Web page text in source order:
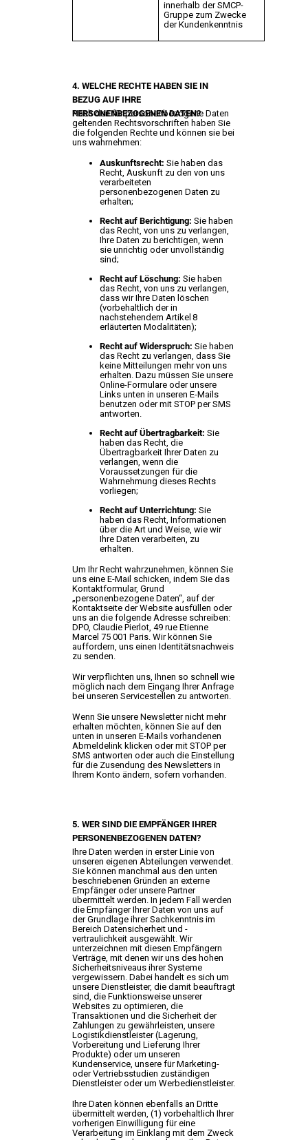
innerhalb der SMCP-
Gruppe zum Zwecke
der Kundenkenntnis
4. WELCHE RECHTE HABEN SIE IN
BEZUG AUF IHRE
PERSONENBEZOGENEN DATEN?
Nach den für personenbezogene Daten
geltenden Rechtsvorschriften haben Sie
die folgenden Rechte und können sie bei
uns wahrnehmen:
Auskunftsrecht: Sie haben das
Recht, Auskunft zu den von uns
verarbeiteten
personenbezogenen Daten zu
erhalten;
Recht auf Berichtigung: Sie haben
das Recht, von uns zu verlangen,
Ihre Daten zu berichtigen, wenn
sie unrichtig oder unvollständig
sind;
Recht auf Löschung: Sie haben
das Recht, von uns zu verlangen,
dass wir Ihre Daten löschen
(vorbehaltlich der in
nachstehendem Artikel 8
erläuterten Modalitäten);
Recht auf Widerspruch: Sie haben
das Recht zu verlangen, dass Sie
keine Mitteilungen mehr von uns
erhalten. Dazu müssen Sie unsere
Online-Formulare oder unsere
Links unten in unseren E-Mails
benutzen oder mit STOP per SMS
antworten.
Recht auf Übertragbarkeit: Sie
haben das Recht, die
Übertragbarkeit Ihrer Daten zu
verlangen, wenn die
Voraussetzungen für die
Wahrnehmung dieses Rechts
vorliegen;
Recht auf Unterrichtung: Sie
haben das Recht, Informationen
über die Art und Weise, wie wir
Ihre Daten verarbeiten, zu
erhalten.
Um Ihr Recht wahrzunehmen, können Sie
uns eine E-Mail schicken, indem Sie das
Kontaktformular, Grund
„personenbezogene Daten“, auf der
Kontaktseite der Website ausfüllen oder
uns an die folgende Adresse schreiben:
DPO, Claudie Pierlot, 49 rue Etienne
Marcel 75 001 Paris. Wir können Sie
auffordern, uns einen Identitätsnachweis
zu senden.
Wir verpflichten uns, Ihnen so schnell wie
möglich nach dem Eingang Ihrer Anfrage
bei unseren Servicestellen zu antworten.
Wenn Sie unsere Newsletter nicht mehr
erhalten möchten, können Sie auf den
unten in unseren E-Mails vorhandenen
Abmeldelink klicken oder mit STOP per
SMS antworten oder auch die Einstellung
für die Zusendung des Newsletters in
Ihrem Konto ändern, sofern vorhanden.
5. WER SIND DIE EMPFÄNGER IHRER
PERSONENBEZOGENEN DATEN?
Ihre Daten werden in erster Linie von
unseren eigenen Abteilungen verwendet.
Sie können manchmal aus den unten
beschriebenen Gründen an externe
Empfänger oder unsere Partner
übermittelt werden. In jedem Fall werden
die Empfänger Ihrer Daten von uns auf
der Grundlage ihrer Sachkenntnis im
Bereich Datensicherheit und -
vertraulichkeit ausgewählt. Wir
unterzeichnen mit diesen Empfängern
Verträge, mit denen wir uns des hohen
Sicherheitsniveaus ihrer Systeme
vergewissern. Dabei handelt es sich um
unsere Dienstleister, die damit beauftragt
sind, die Funktionsweise unserer
Websites zu optimieren, die
Transaktionen und die Sicherheit der
Zahlungen zu gewährleisten, unsere
Logistikdienstleister (Lagerung,
Vorbereitung und Lieferung Ihrer
Produkte) oder um unseren
Kundenservice, unsere für Marketing-
oder Vertriebsstudien zuständigen
Dienstleister oder um Werbedienstleister.
Ihre Daten können ebenfalls an Dritte
übermittelt werden, (1) vorbehaltlich Ihrer
vorherigen Einwilligung für eine
Verarbeitung im Einklang mit dem Zweck